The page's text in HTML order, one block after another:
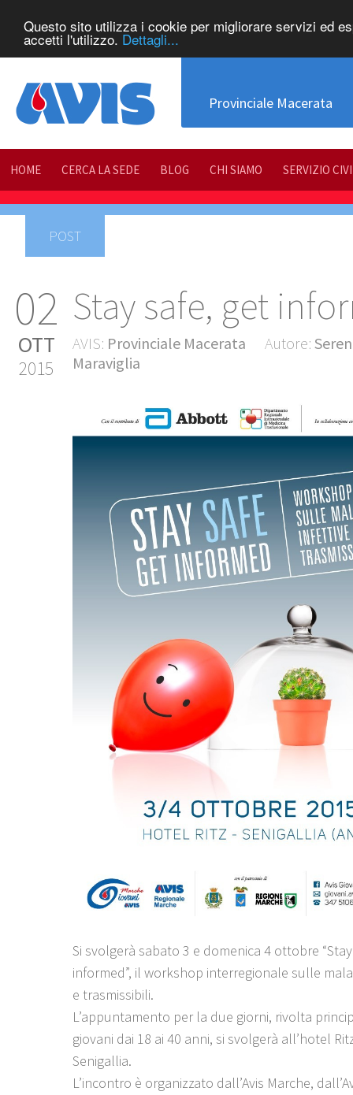
Questo sito utilizza i cookie per migliorare servizi ed
accetti l'utilizzo. Dettagli...
Provinciale Macerata
HOME CERCA LA SEDE BLOG CHI SIAMO SERVIZIO
POST
02
OTT
2015
Stay safe, get
AVIS: Provinciale Macerata Autore:
Maraviglia
Si svolgerà sabato 3 e domenica 4 ottobre
informed”, il workshop interregionale sulle
e trasmissibili.
L’appuntamento per la due giorni, rivolta
giovani dai 18 ai 40 anni, si svolgerà all’hotel
Senigallia.
L’incontro è organizzato dall’Avis Marche,